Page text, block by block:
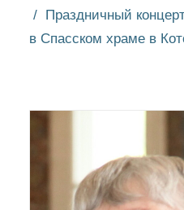
Праздничный
в Спасском храме в